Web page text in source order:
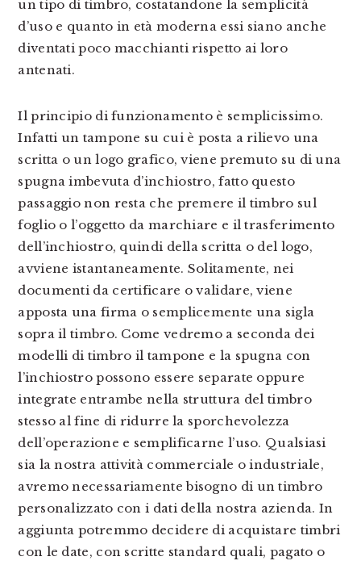
un tipo di timbro, costatandone la semplicità
d’uso e quanto in età moderna essi siano anche
diventati poco macchianti rispetto ai loro
antenati.
Il principio di funzionamento è semplicissimo.
Infatti un tampone su cui è posta a rilievo una
scritta o un logo grafico, viene premuto su di una
spugna imbevuta d’inchiostro, fatto questo
passaggio non resta che premere il timbro sul
foglio o l’oggetto da marchiare e il trasferimento
dell’inchiostro, quindi della scritta o del logo,
avviene istantaneamente. Solitamente, nei
documenti da certificare o validare, viene
apposta una firma o semplicemente una sigla
sopra il timbro. Come vedremo a seconda dei
modelli di timbro il tampone e la spugna con
l’inchiostro possono essere separate oppure
integrate entrambe nella struttura del timbro
stesso al fine di ridurre la sporchevolezza
dell’operazione e semplificarne l’uso. Qualsiasi
sia la nostra attività commerciale o industriale,
avremo necessariamente bisogno di un timbro
personalizzato con i dati della nostra azienda. In
aggiunta potremmo decidere di acquistare timbri
con le date, con scritte standard quali, pagato o